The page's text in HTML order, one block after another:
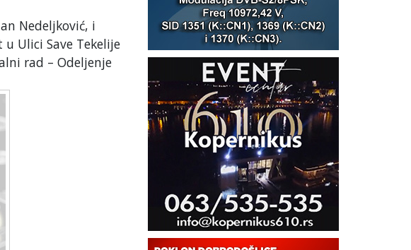
Nedeljković, i
Ulici Save Tekelije
rad – Odeljenje